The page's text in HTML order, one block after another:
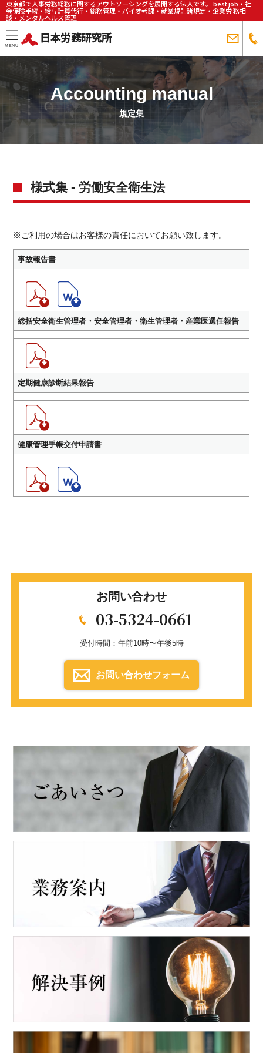
東京都で人事労務総務に関するアウトソーシングを展開する法人です。 best job・社
会保険手続・給与計算代行・総務管理・バイオ考課・就業規則諸規定・企業労 務相
談・メンタルヘルス管理
toggle
navigation
MENU
日本労務研究所
Accounting manual
規定集
様式集 - 労働安全衛生法
※ご利用の場合はお客様の責任においてお願い致します。
事故報告書
総括安全衛生管理者・安全管理者・衛生管理者・産業医選任報告
定期健康診断結果報告
健康管理手帳交付申請書
お問い合わせ
03-5324-0661
受付時間：午前10時〜午後5時
お問い合わせフォーム